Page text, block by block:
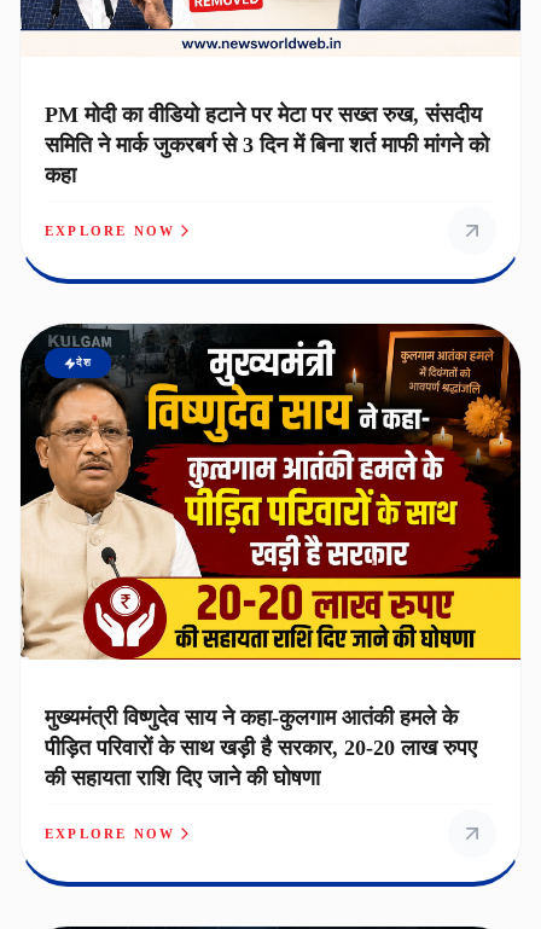
PM मोदी का वीडियो हटाने पर मेटा पर सख्त रुख, संसदीय
समिति ने मार्क जुकरबर्ग से 3 दिन में बिना शर्त माफी मांगने को
कहा
EXPLORE NOW
देश
मुख्यमंत्री विष्णुदेव साय ने कहा-कुलगाम आतंकी हमले के
पीड़ित परिवारों के साथ खड़ी है सरकार, 20-20 लाख रुपए
की सहायता राशि दिए जाने की घोषणा
EXPLORE NOW